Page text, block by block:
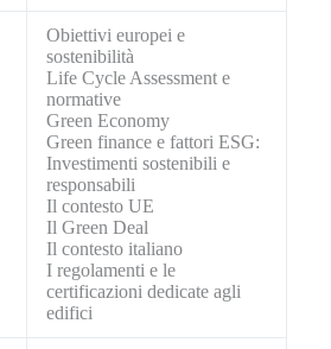
Obiettivi europei e
sostenibilità
Life Cycle Assessment e
normative
Green Economy
Green finance e fattori ESG:
Investimenti sostenibili e
responsabili
Il contesto UE
Il Green Deal
Il contesto italiano
I regolamenti e le
certificazioni dedicate agli
edifici